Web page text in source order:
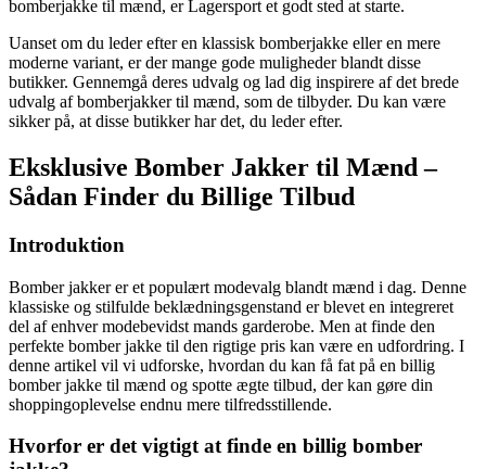
bomberjakke til mænd, er Lagersport et godt sted at starte.
Uanset om du leder efter en klassisk bomberjakke eller en mere
moderne variant, er der mange gode muligheder blandt disse
butikker. Gennemgå deres udvalg og lad dig inspirere af det brede
udvalg af bomberjakker til mænd, som de tilbyder. Du kan være
sikker på, at disse butikker har det, du leder efter.
Eksklusive Bomber Jakker til Mænd –
Sådan Finder du Billige Tilbud
Introduktion
Bomber jakker er et populært modevalg blandt mænd i dag. Denne
klassiske og stilfulde beklædningsgenstand er blevet en integreret
del af enhver modebevidst mands garderobe. Men at finde den
perfekte bomber jakke til den rigtige pris kan være en udfordring. I
denne artikel vil vi udforske, hvordan du kan få fat på en billig
bomber jakke til mænd og spotte ægte tilbud, der kan gøre din
shoppingoplevelse endnu mere tilfredsstillende.
Hvorfor er det vigtigt at finde en billig bomber